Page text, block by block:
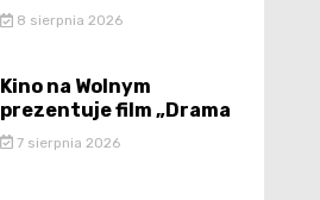
8 sierpnia 2026
Kino na Wolnym
prezentuje film „Drama
7 sierpnia 2026